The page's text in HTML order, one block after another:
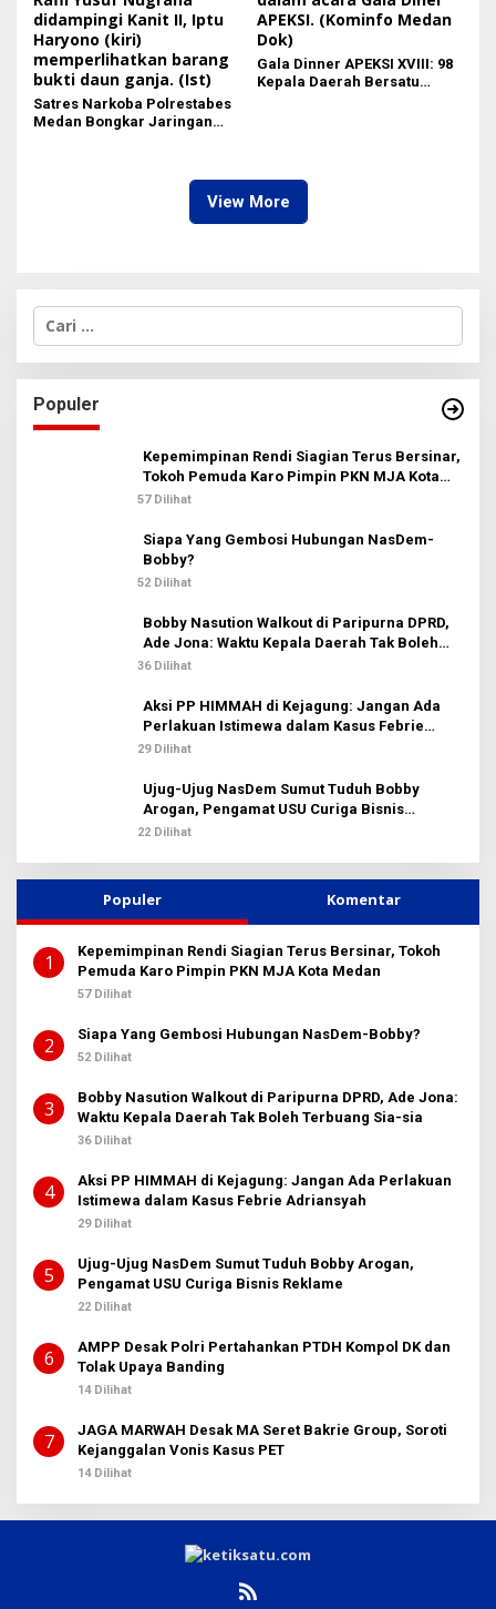
Satres Narkoba Polrestabes
Medan Bongkar Jaringan
Gala Dinner APEKSI XVIII: 98
Kepala Daerah Bersatu
View More
C
i
u
n
t
Populer
Kepemimpinan Rendi Siagian Terus Bersinar,
Tokoh Pemuda Karo Pimpin PKN MJA Kota
Medan
57 Dilihat
Siapa Yang Gembosi Hubungan NasDem-
Bobby?
52 Dilihat
Bobby Nasution Walkout di Paripurna DPRD,
Ade Jona: Waktu Kepala Daerah Tak Boleh
Terbuang Sia-sia
36 Dilihat
Aksi PP HIMMAH di Kejagung: Jangan Ada
Perlakuan Istimewa dalam Kasus Febrie
Adriansyah
29 Dilihat
Ujug-Ujug NasDem Sumut Tuduh Bobby
Arogan, Pengamat USU Curiga Bisnis
Reklame
22 Dilihat
Populer Komentar
1
Kepemimpinan Rendi Siagian Terus Bersinar, Tokoh
Pemuda Karo Pimpin PKN MJA Kota Medan
57 Dilihat
2 Siapa Yang Gembosi Hubungan NasDem-Bobby?
52 Dilihat
3
Bobby Nasution Walkout di Paripurna DPRD, Ade Jona:
Waktu Kepala Daerah Tak Boleh Terbuang Sia-sia
36 Dilihat
4
Aksi PP HIMMAH di Kejagung: Jangan Ada Perlakuan
Istimewa dalam Kasus Febrie Adriansyah
29 Dilihat
5
Ujug-Ujug NasDem Sumut Tuduh Bobby Arogan,
Pengamat USU Curiga Bisnis Reklame
22 Dilihat
6
AMPP Desak Polri Pertahankan PTDH Kompol DK dan
Tolak Upaya Banding
14 Dilihat
7
JAGA MARWAH Desak MA Seret Bakrie Group, Soroti
Kejanggalan Vonis Kasus PET
14 Dilihat